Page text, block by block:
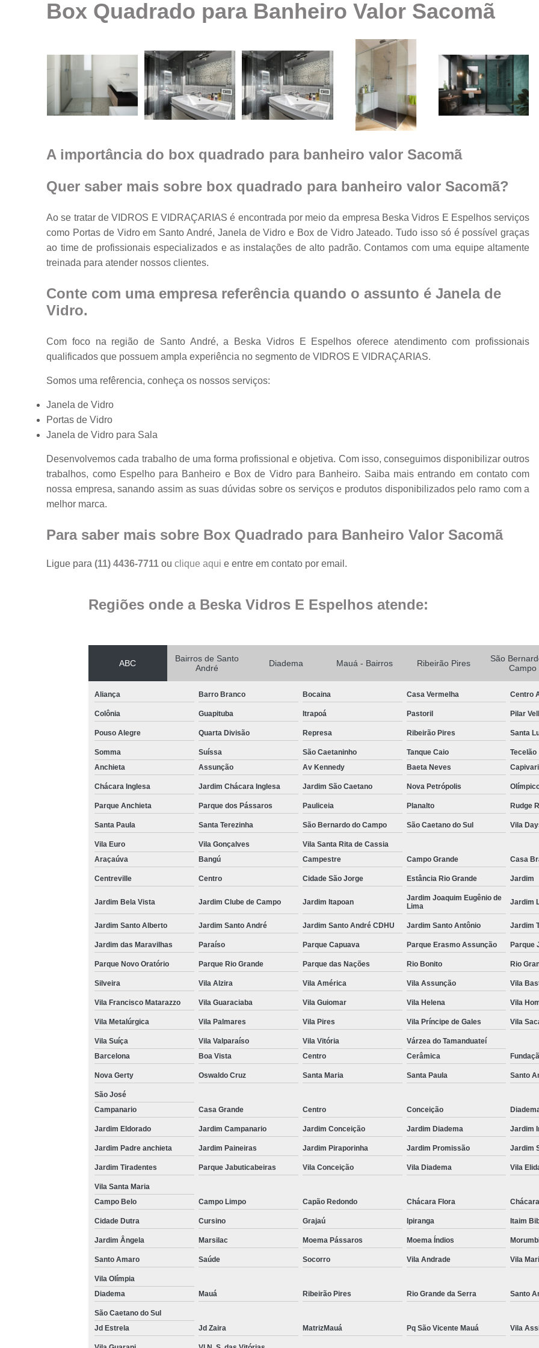
Espelhos em
ambientes
Fechamento de
ambiente com
vidro
Guarda corpo
vidro
Porta feita de
vidro
temperados
Box Vidro
Box
Box
Box de Vidro
Box de Vidro
Box para
Cobertura de
Cobertura de Vidro
Cobertura
Divisória de
Divisória de Vidro
Fechamento de
Fechamento de Vidro
Espelho de Parede
Espelho para Sala
Espelho São
Espelho
Espelho de
Espelho
Espelho Moderno
Espelho
Espelho de
Espelho Decorativo
Espelho Grande para
Espelho para
Espelho para
Box Quadrado para Banheiro Valor Sacomã
A importância do box quadrado para banheiro valor Sacomã
Quer saber mais sobre box quadrado para banheiro valor Sacomã?
Ao se tratar de VIDROS E VIDRAÇARIAS é encontrada por meio da empresa Beska Vidros E Espelhos serviços
como Portas de Vidro em Santo André, Janela de Vidro e Box de Vidro Jateado. Tudo isso só é possível graças
ao time de profissionais especializados e as instalações de alto padrão. Contamos com uma equipe altamente
treinada para atender nossos clientes.
Conte com uma empresa referência quando o assunto éJanela de
Vidro.
Com foco na região de Santo André, a Beska Vidros E Espelhos oferece atendimento com profissionais
qualificados que possuem ampla experiência no segmento de VIDROS E VIDRAÇARIAS.
Somos uma refêrencia, conheça os nossos serviços:
Janela de Vidro
Portas de Vidro
Janela de Vidro para Sala
Desenvolvemos cada trabalho de uma forma profissional e objetiva. Com isso, conseguimos disponibilizar outros
trabalhos, como Espelho para Banheiro e Box de Vidro para Banheiro. Saiba mais entrando em contato com
nossa empresa, sanando assim as suas dúvidas sobre os serviços e produtos disponibilizados pelo ramo com a
melhor marca.
Para saber mais sobre Box Quadrado para Banheiro Valor Sacomã
Ligue para(11) 4436-7711ouclique aqui e entre em contato por email.
Regiões onde a Beska Vidros E Espelhos atende:
ABC
Bairros de Santo
André
Diadema Mauá - Bairros Ribeirão Pires
São
Campo
Aliança Barro Branco Bocaina Casa Vermelha Centro
Colônia Guapituba Itrapoá Pastoril Pilar
Pouso Alegre Quarta Divisão Represa Ribeirão Pires Santa
Somma Suíssa São Caetaninho Tanque Caio
Tecelão
Anchieta
Assunção Av Kennedy Baeta Neves Capivari
Chácara Inglesa Jardim Chácara Inglesa Jardim São Caetano Nova Petrópolis
Parque Anchieta Parque dos Pássaros Pauliceia Planalto Rudge
Santa Paula Santa Terezinha São Bernardo do Campo São Caetano do Sul Vila
Vila Euro Vila Gonçalves
Vila Santa Rita de Cassia
Araçaúva
Bangú Campestre Campo Grande Casa
Centreville Centro Cidade São Jorge Estância Rio Grande Jardim
Jardim Bela Vista Jardim Clube de Campo Jardim Itapoan
Jardim Joaquim Eugênio de
Lima
Jardim
Jardim Santo Alberto Jardim Santo André Jardim Santo André CDHU Jardim Santo Antônio Jardim
Jardim das Maravilhas Paraíso Parque Capuava Parque Erasmo Assunção Parque
Parque Novo Oratório Parque Rio Grande Parque das Nações Rio Bonito Rio
Silveira Vila Alzira Vila América Vila Assunção Vila
Vila Francisco Matarazzo Vila Guaraciaba Vila Guiomar Vila Helena Vila
Vila Metalúrgica Vila Palmares Vila Pires Vila Príncipe de Gales Vila
Vila Suíça Vila Valparaíso Vila Vitória
Várzea do Tamanduateí
Barcelona
Boa Vista Centro Cerâmica
Nova Gerty Oswaldo Cruz Santa Maria Santa Paula Santo
São José
Campanario
Casa Grande Centro Conceição
Jardim Eldorado Jardim Campanario Jardim Conceição Jardim Diadema Jardim
Jardim Padre anchieta Jardim Paineiras Jardim Piraporinha Jardim Promissão Jardim
Jardim Tiradentes Parque Jabuticabeiras Vila Conceição Vila Diadema Vila
Vila Santa Maria
Campo Belo
Campo Limpo Capão Redondo Chácara Flora
Cidade Dutra Cursino Grajaú Ipiranga Itaim
Jardim Ângela Marsilac Moema Pássaros Moema Índios
Santo Amaro Saúde Socorro Vila Andrade Vila
Vila Olímpia
Diadema
Mauá Ribeirão Pires Rio Grande da Serra Santo
São Caetano do Sul
Jd Estrela
Jd Zaira MatrizMauá Pq São Vicente Mauá Vila